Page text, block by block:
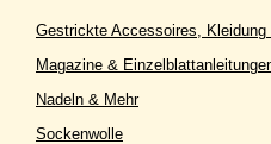
Gestrickte Accessoires,
Magazine &
Nadeln & Mehr
Sockenwolle